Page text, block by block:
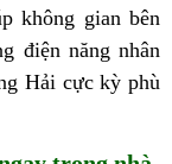
không gian bên
điện năng nhân
Hải cực kỳ phù